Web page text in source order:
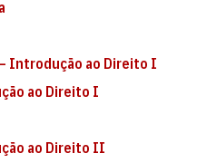
Introdução ao Direito I
ao Direito I
ao Direito II